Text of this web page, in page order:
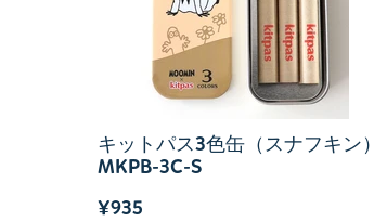
キットパス3色缶（スナフキン）
MKPB-3C-S
¥935